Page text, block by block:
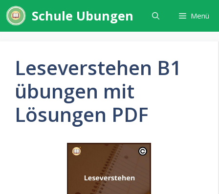
Zum
Inhalt
springen
Schule Ubungen Menü
Leseverstehen B1
übungen mit
Lösungen PDF